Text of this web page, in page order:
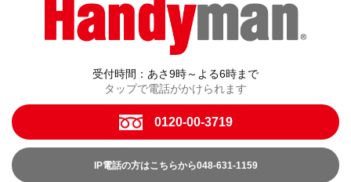
受付時間：あさ9時～よる6時まで
タップで電話がかけられます
0120-00-3719
IP電話の方はこちらから048-631-1159